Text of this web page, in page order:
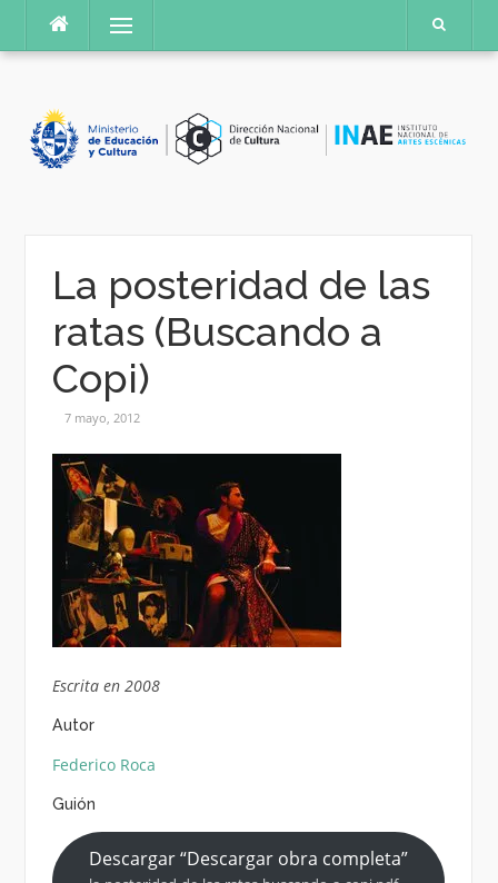
contenido
Menú
La posteridad de las
ratas (Buscando a
Copi)
7 mayo, 2012
Escrita en 2008
Autor
Federico Roca
Guión
Descargar “Descargar obra completa”